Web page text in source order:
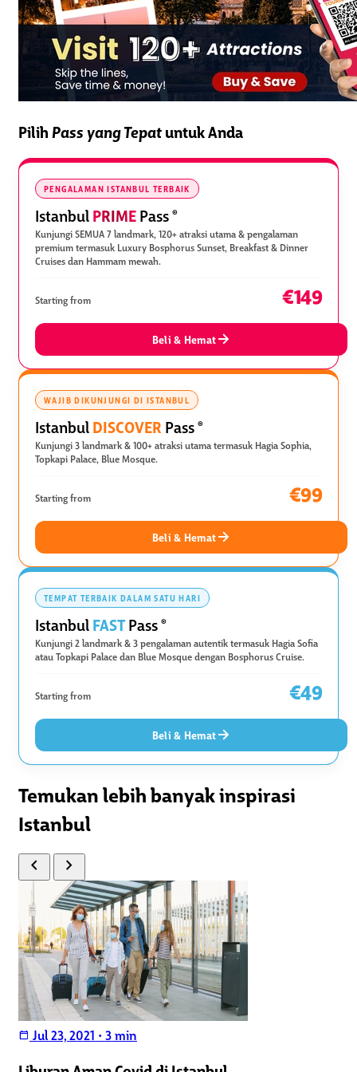
PilihPass yang Tepatuntuk Anda
PENGALAMAN ISTANBUL TERBAIK
IstanbulPRIMEPass ®
Kunjungi SEMUA 7 landmark, 120+ atraksi utama & pengalaman
premium termasuk Luxury Bosphorus Sunset, Breakfast & Dinner
Cruises dan Hammam mewah.
Starting from €149
Beli & Hemat
WAJIB DIKUNJUNGI DI ISTANBUL
IstanbulDISCOVER Pass ®
Kunjungi 3 landmark & 100+ atraksi utama termasuk Hagia Sophia,
Topkapi Palace, Blue Mosque.
Starting from €99
Beli & Hemat
TEMPAT TERBAIK DALAM SATU HARI
IstanbulFASTPass ®
Kunjungi 2 landmark & 3 pengalaman autentik termasuk Hagia Sofia
atau Topkapi Palace dan Blue Mosque dengan Bosphorus Cruise.
Starting from €49
Beli & Hemat
Temukan lebih banyak inspirasi
Istanbul
chevron_left chevron_right
calendar_today Jul 23, 2021 • 3 min